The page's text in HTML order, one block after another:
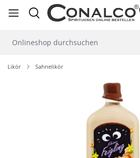
springen
Likör Sahnelikör